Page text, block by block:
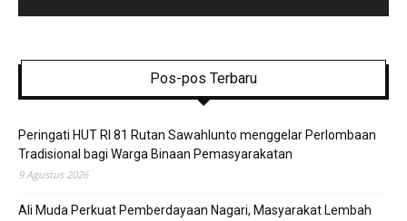
Pos-pos Terbaru
Peringati HUT RI 81 Rutan Sawahlunto menggelar Perlombaan
Tradisional bagi Warga Binaan Pemasyarakatan
9 Agustus 2026
Ali Muda Perkuat Pemberdayaan Nagari, Masyarakat Lembah